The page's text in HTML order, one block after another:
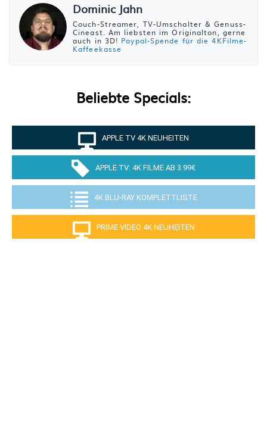
Dominic Jahn
Couch-Streamer, TV-Umschalter & Genuss-
Cineast. Am liebsten im Originalton, gerne
auch in 3D! Paypal-Spende für die 4KFilme-
Kaffeekasse
Beliebte Specials:
APPLE TV 4K NEUHEITEN
APPLE TV: 4K FILME AB 3.99€
4K BLU-RAY KOMPLETTLISTE
PRIME VIDEO 4K NEUHEITEN